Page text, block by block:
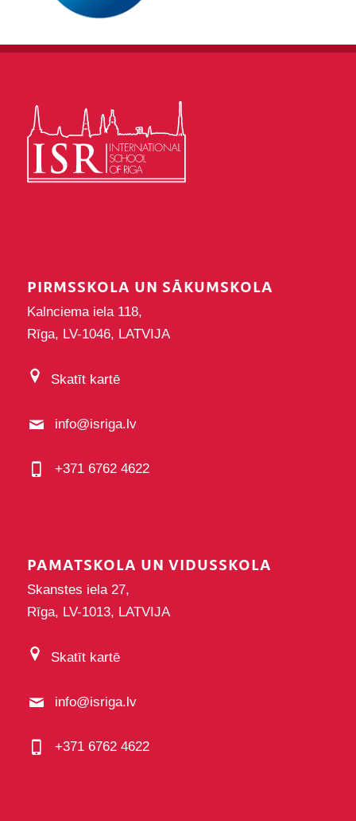
PIRMSSKOLA UN SĀKUMSKOLA
Kalnciema iela 118,
Rīga, LV-1046, LATVIJA
Skatīt kartē
info@isriga.lv
+371 6762 4622
PAMATSKOLA UN VIDUSSKOLA
Skanstes iela 27,
Rīga, LV-1013, LATVIJA
Skatīt kartē
info@isriga.lv
+371 6762 4622